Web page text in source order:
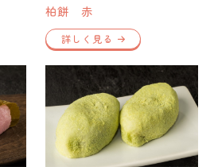
柏餅 赤
詳しく見る